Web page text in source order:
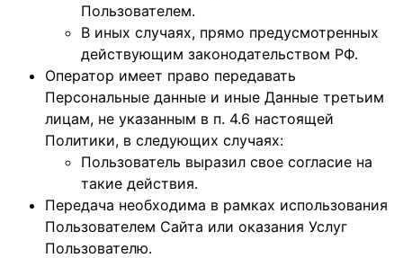
Пользователем.
В иных случаях, прямо предусмотренных
действующим законодательством РФ.
Оператор имеет право передавать
Персональные данные и иные Данные третьим
лицам, не указанным в п. 4.6 настоящей
Политики, в следующих случаях:
Пользователь выразил свое согласие на
такие действия.
Передача необходима в рамках использования
Пользователем Сайта или оказания Услуг
Пользователю.